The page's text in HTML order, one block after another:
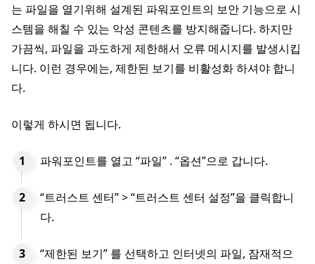
는 파일을 열기위해 설계된 파워포인트의 보안 기능으로 시
스템을 해칠 수 있는 악성 콘텐츠를 방지해줍니다. 하지만
가끔씩, 파일을 과도하게 제한해서 오류 메시지를 발생시킵
니다. 이런 경우에는, 제한된 보기를 비활성화 하셔야 합니
다.
이렇게 하시면 됩니다.
파워포인트를 열고 “파일” . “옵션”으로 갑니다.
“트러스트 센터” > “트러스트 센터 설정”을 클릭합니
다.
“제한된 보기” 를 선택하고 인터넷의 파일, 잠재적으